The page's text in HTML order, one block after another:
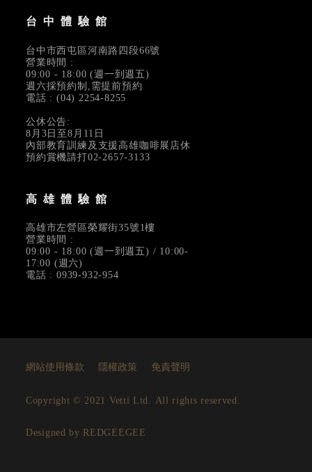
台中體驗館
台中市西屯區河南路四段66號
營業時間 :
09:00 - 18:00 (週一到週五)
週六採預約制,需提前預約
電話 : (04) 2254-8255
公休公告:
8月3日至8月11日
內部教育訓練及支援高雄咖啡展店休
預約賞機請打02-2657-3133
高雄體驗館
高雄市左營區榮耀街35號1樓
營業時間 :
09:00 - 18:00 (週一到週五) / 10:00-
17:00 (週六)
電話 : 0939-932-954
網站使用條款 隱權政策 免責聲明
Copyright © 2021 Vetti Ltd. All rights reserved.
Designed by REDGEEGEE